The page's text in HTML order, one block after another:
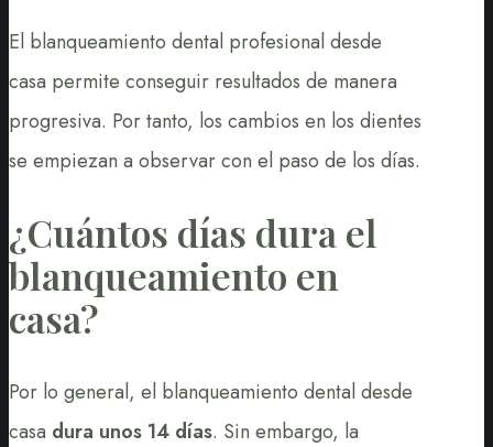
El blanqueamiento dental profesional desde
casa permite conseguir resultados de manera
progresiva. Por tanto, los cambios en los dientes
se empiezan a observar con el paso de los días.
¿Cuántos días dura el
blanqueamiento en
casa?
Por lo general, el blanqueamiento dental desde
casa dura unos 14 días. Sin embargo, la